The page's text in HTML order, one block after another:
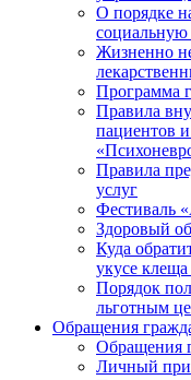
О порядке
социальную
Жизненно
Программа
Правила
пациентов
Правила
услуг
Фестиваль
Здоровый
Куда
укусе
Порядок
льготным
Обращения
Обращения
Личный